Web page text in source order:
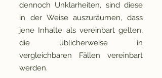
dennoch Unklarheiten, sind diese
in der Weise auszuräumen, dass
jene Inhalte als vereinbart gelten,
die üblicherweise in
vergleichbaren Fällen vereinbart
werden.